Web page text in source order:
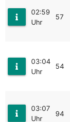
02:59
Uhr
57
03:04
Uhr
54
03:07
Uhr
94